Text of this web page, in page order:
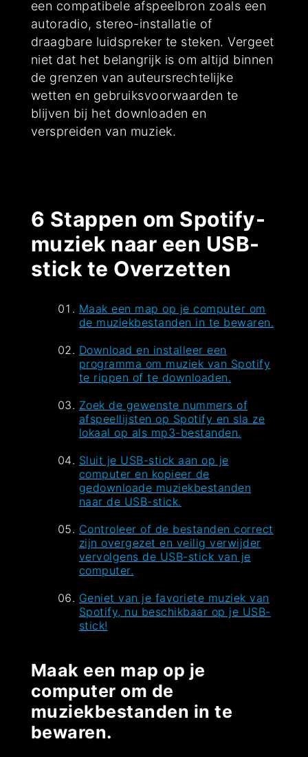
een compatibele afspeelbron zoals een
autoradio, stereo-installatie of
draagbare luidspreker te steken. Vergeet
niet dat het belangrijk is om altijd binnen
de grenzen van auteursrechtelijke
wetten en gebruiksvoorwaarden te
blijven bij het downloaden en
verspreiden van muziek.
6 Stappen om Spotify-
muziek naar een USB-
stick te Overzetten
Maak een map op je computer om
de muziekbestanden in te bewaren.
Download en installeer een
programma om muziek van Spotify
te rippen of te downloaden.
Zoek de gewenste nummers of
afspeellijsten op Spotify en sla ze
lokaal op als mp3-bestanden.
Sluit je USB-stick aan op je
computer en kopieer de
gedownloade muziekbestanden
naar de USB-stick.
Controleer of de bestanden correct
zijn overgezet en veilig verwijder
vervolgens de USB-stick van je
computer.
Geniet van je favoriete muziek van
Spotify, nu beschikbaar op je USB-
stick!
Maak een map op je
computer om de
muziekbestanden in te
bewaren.